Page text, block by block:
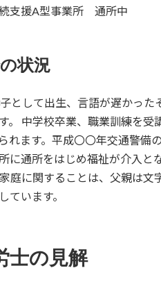
支援A型事業所 通所中
状況
として出生、言語が遅かっ
。 中学校卒業、職業訓練を
れます。平成〇〇年交通警備
に通所をはじめ福祉が介入と
庭に関することは、父親は
ています。
士の見解